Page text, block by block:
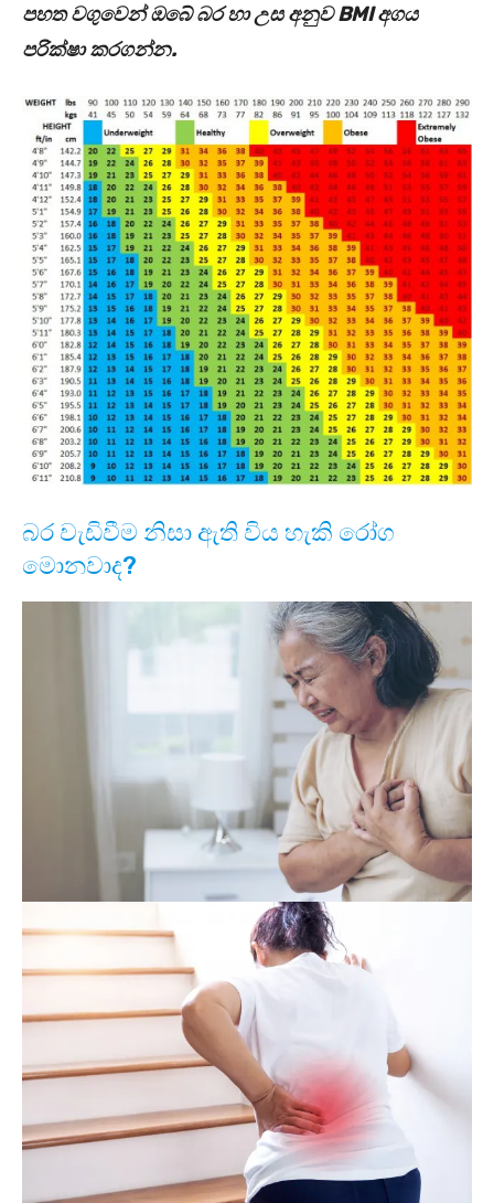
පහත වගුවෙන් ඔබේ බර හා උස අනුව BMI අගය
පරික්ෂා කරගන්න.
බර වැඩිවීම නිසා ඇති විය හැකි රෝග
මොනවාද?